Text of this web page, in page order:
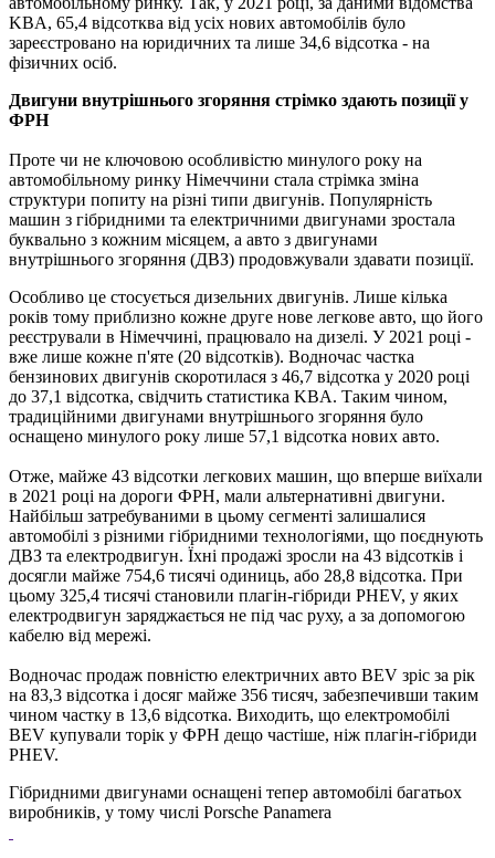
KBA, 65,4 відсотква від усіх нових автомобілів було
зареєстровано на юридичних та лише 34,6 відсотка - на
фізичних осіб.
Двигуни внутрішнього згоряння стрімко здають позиції у
ФРН
Проте чи не ключовою особливістю минулого року на
автомобільному ринку Німеччини стала стрімка зміна
структури попиту на різні типи двигунів. Популярність
машин з гібридними та електричними двигунами зростала
буквально з кожним місяцем, а авто з двигунами
внутрішнього згоряння (ДВЗ) продовжували здавати позиції.
Особливо це стосується дизельних двигунів. Лише кілька
років тому приблизно кожне друге нове легкове авто, що його
реєстрували в Німеччині, працювало на дизелі. У 2021 році -
вже лише кожне п'яте (20 відсотків). Водночас частка
бензинових двигунів скоротилася з 46,7 відсотка у 2020 році
до 37,1 відсотка, свідчить статистика KBA. Таким чином,
традиційними двигунами внутрішнього згоряння було
оснащено минулого року лише 57,1 відсотка нових авто.
Отже, майже 43 відсотки легкових машин, що вперше виїхали
в 2021 році на дороги ФРН, мали альтернативні двигуни.
Найбільш затребуваними в цьому сегменті залишалися
автомобілі з різними гібридними технологіями, що поєднують
ДВЗ та електродвигун. Їхні продажі зросли на 43 відсотків і
досягли майже 754,6 тисячі одиниць, або 28,8 відсотка. При
цьому 325,4 тисячі становили плагін-гібриди PHEV, у яких
електродвигун заряджається не під час руху, а за допомогою
кабелю від мережі.
Водночас продаж повністю електричних авто BEV зріс за рік
на 83,3 відсотка і досяг майже 356 тисяч, забезпечивши таким
чином частку в 13,6 відсотка. Виходить, що електромобілі
BEV купували торік у ФРН дещо частіше, ніж плагін-гібриди
PHEV.
Гібридними двигунами оснащені тепер автомобілі багатьох
виробників, у тому числі Porsche Panamera